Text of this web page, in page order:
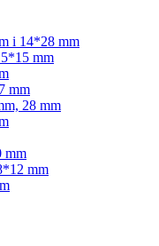
i 14*28 mm
mm
mm
28 mm
mm
mm